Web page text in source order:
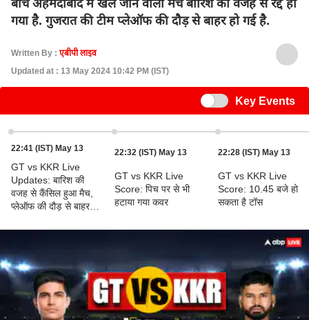
बीच अहमदाबाद में खेले जाने वाला मैच बारिश की वजह से रद्द हो
गया है. गुजरात की टीम प्लेऑफ की दौड़ से बाहर हो गई है.
Written By : एबीपी लाइव
Updated at : 13 May 2024 10:42 PM (IST)
Key Events
22:41 (IST) May 13
GT vs KKR Live
Updates: बारिश की
वजह से कैंसिल हुआ मैच,
प्लेऑफ की दौड़ से बाहर
22:32 (IST) May 13
GT vs KKR Live
Score: पिच पर से भी
हटाया गया कवर
22:28 (IST) May 13
GT vs KKR Live
Score: 10.45 बजे हो
सकता है टॉस